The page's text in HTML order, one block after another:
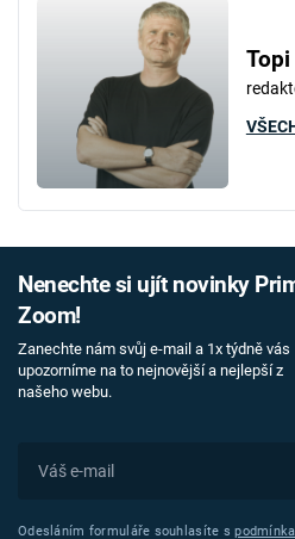
Nenechte si ujít novinky
Zoom!
Zanechte nám svůj e-mail a 1x týdně vás
upozorníme na to nejnovější a nejlepší z
našeho webu.
Odesláním formuláře souhlasíte s